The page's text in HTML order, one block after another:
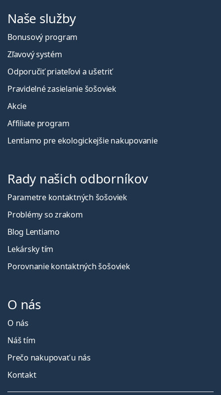
Naše služby
Bonusový program
Zľavový systém
Odporučiť priateľovi a ušetriť
Pravidelné zasielanie šošoviek
Akcie
Affiliate program
Lentiamo pre ekologickejšie nakupovanie
Rady našich odborníkov
Parametre kontaktných šošoviek
Problémy so zrakom
Blog Lentiamo
Lekársky tím
Porovnanie kontaktných šošoviek
O nás
O nás
Náš tím
Prečo nakupovať u nás
Kontakt